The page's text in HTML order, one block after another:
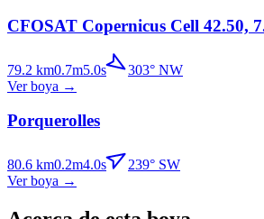
CFOSAT Copernicus Cell 42.50,
79.2 km0.7m5.0s 303° NW
Ver boya →
Porquerolles
80.6 km0.2m4.0s 239° SW
Ver boya →